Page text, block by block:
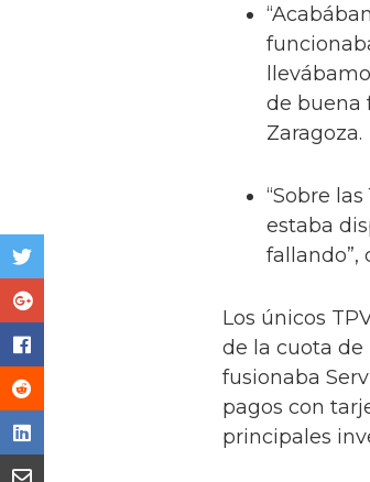
de buena
Zaragoza.
“Sobre
estaba
fallando”,
Los únicos
de la cuota de
fusionaba
pagos con
principales